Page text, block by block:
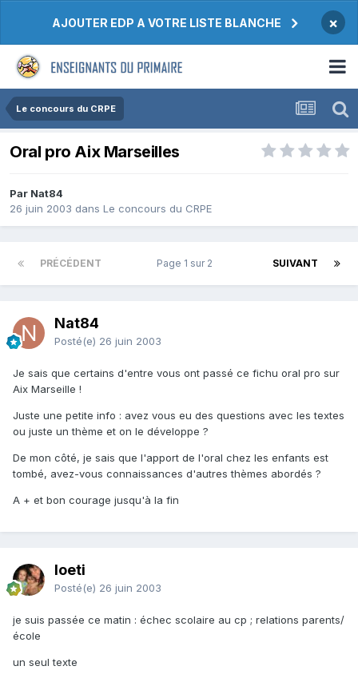
AJOUTER EDP A VOTRE LISTE BLANCHE ×
Le concours du CRPE
Oral pro Aix Marseilles
Par Nat84
26 juin 2003 dans Le concours du CRPE
PRÉCÉDENT SUIVANT
Page 1 sur 2
Nat84
Posté(e) 26 juin 2003
Je sais que certains d'entre vous ont passé ce fichu oral pro sur
Aix Marseille !
Juste une petite info : avez vous eu des questions avec les textes
ou juste un thème et on le développe ?
De mon côté, je sais que l'apport de l'oral chez les enfants est
tombé, avez-vous connaissances d'autres thèmes abordés ?
A + et bon courage jusqu'à la fin
loeti
Posté(e) 26 juin 2003
je suis passée ce matin : échec scolaire au cp ; relations parents/
école
un seul texte